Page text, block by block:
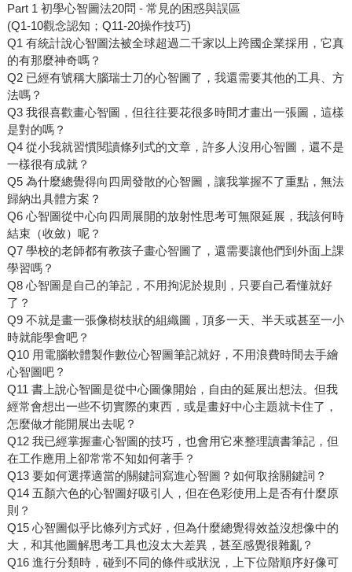
Part 1 初學心智圖法20問 - 常見的困惑與誤區
(Q1-10觀念認知；Q11-20操作技巧)
Q1 有統計說心智圖法被全球超過二千家以上跨國企業採用，它真
的有那麼神奇嗎？
Q2 已經有號稱大腦瑞士刀的心智圖了，我還需要其他的工具、方
法嗎？
Q3 我很喜歡畫心智圖，但往往要花很多時間才畫出一張圖，這樣
是對的嗎？
Q4 從小我就習慣閱讀條列式的文章，許多人沒用心智圖，還不是
一樣很有成就？
Q5 為什麼總覺得向四周發散的心智圖，讓我掌握不了重點，無法
歸納出具體方案？
Q6 心智圖從中心向四周展開的放射性思考可無限延展，我該何時
結束（收斂）呢？
Q7 學校的老師都有教孩子畫心智圖了，還需要讓他們到外面上課
學習嗎？
Q8 心智圖是自己的筆記，不用拘泥於規則，只要自己看懂就好
了？
Q9 不就是畫一張像樹枝狀的組織圖，頂多一天、半天或甚至一小
時就能學會吧？
Q10 用電腦軟體製作數位心智圖筆記就好，不用浪費時間去手繪
心智圖吧？
Q11 書上說心智圖是從中心圖像開始，自由的延展出想法。但我
經常會想出一些不切實際的東西，或是畫好中心主題就卡住了，
怎麼做才能開展出去呢？
Q12 我已經掌握畫心智圖的技巧，也會用它來整理讀書筆記，但
在工作應用上卻常常不知如何著手？
Q13 要如何選擇適當的關鍵詞寫進心智圖？如何取捨關鍵詞？
Q14 五顏六色的心智圖好吸引人，但在色彩使用上是否有什麼原
則？
Q15 心智圖似乎比條列方式好，但為什麼總覺得效益沒想像中的
大，和其他圖解思考工具也沒太大差異，甚至感覺很雜亂？
Q16 進行分類時，碰到不同的條件或狀況，上下位階順序好像可